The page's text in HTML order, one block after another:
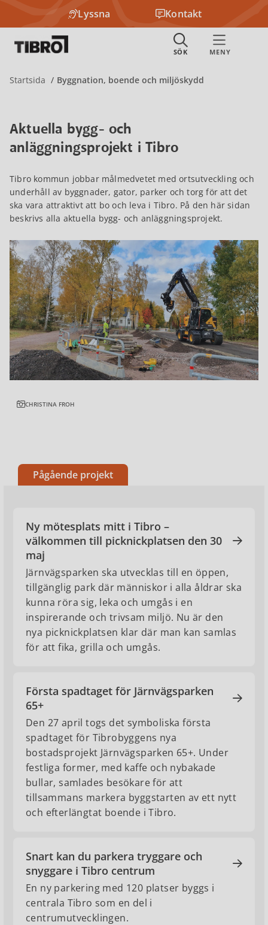
Lyssna Kontakt
Startsida Byggnation, boende och miljöskydd
Aktuella bygg- och
anläggningsprojekt i Tibro
Tibro kommun jobbar målmedvetet med ortsutveckling och
underhåll av byggnader, gator, parker och torg för att det
ska vara attraktivt att bo och leva i Tibro. På den här sidan
beskrivs alla aktuella bygg- och anläggningsprojekt.
CHRISTINA FROH
Pågående projekt
Ny mötesplats mitt i Tibro –
välkommen till picknickplatsen den 30
maj
Järnvägsparken ska utvecklas till en öppen,
tillgänglig park där människor i alla åldrar ska
kunna röra sig, leka och umgås i en
inspirerande och trivsam miljö. Nu är den
nya picknickplatsen klar där man kan samlas
för att fika, grilla och umgås.
Första spadtaget för Järnvägsparken
65+
Den 27 april togs det symboliska första
spadtaget för Tibrobyggens nya
bostadsprojekt Järnvägsparken 65+. Under
festliga former, med kaffe och nybakade
bullar, samlades besökare för att
tillsammans markera byggstarten av ett nytt
och efterlängtat boende i Tibro.
Snart kan du parkera tryggare och
snyggare i Tibro centrum
En ny parkering med 120 platser byggs i
centrala Tibro som en del i
centrumutvecklingen.